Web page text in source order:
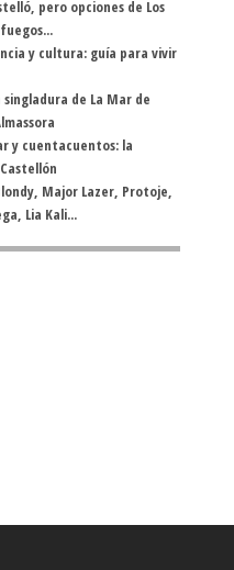
pero opciones de Los
y cultura: guía para vivir
de La Mar de
y cuentacuentos: la
Major Lazer, Protoje,
Lia Kali...